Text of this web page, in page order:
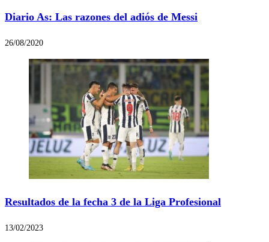
Diario As: Las razones del adiós de Messi
26/08/2020
Resultados de la fecha 3 de la Liga Profesional
13/02/2023